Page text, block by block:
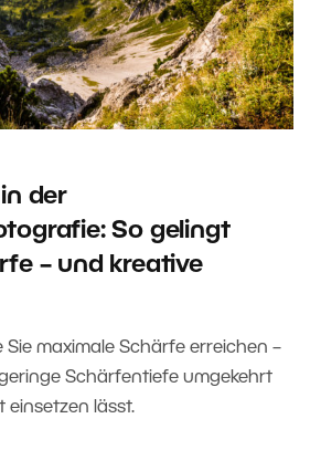
der
So gelingt
– und kreative
Sie maximale Schärfe erreichen –
Schärfentiefe umgekehrt
einsetzen lässt.